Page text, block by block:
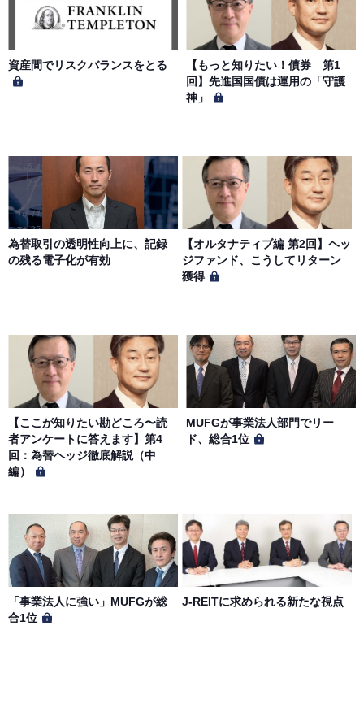
社もしくは著作物の著作者または著作権者に帰属するもの
とします。会員は、当社著作物について複製、転用、公衆
送信、譲渡、翻案および翻訳などの著作権、商標権などを
侵害する行為を行ってはならないものとします。
第６条（サービス内容の停止・変更）
サイトのサービス内容を変更する場合があります。
第７条（個人情報の取扱い）
当社は、会員の個人情報を別途オンライン上に掲示する
「プライバシーポリシー」に基づき、適切に取り扱うもの
資産間でリスクバランスをとる
【もっと知りたい！債券 第1
回】先進国国債は運用の「守護
神」
為替取引の透明性向上に、記録
の残る電子化が有効
【オルタナティブ編 第2回】ヘッ
ジファンド、こうしてリターン
獲得
【ここが知りたい勘どころ〜読
者アンケートに答えます】第4
回：為替ヘッジ徹底解説（中
編）
MUFGが事業法人部門でリー
ド、総合1位
「事業法人に強い」MUFGが総
合1位
J-REITに求められる新たな視点